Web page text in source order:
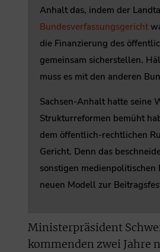
Anhalt das, indem der
Bundesverfassungsgericht
die Finanzierung des
gemeinsam sicherstellen.
muss es mit den anderen
Sachsen-Anhalt hatte seine
Strukturreformen bemüht
dem öffentlich-rechtlichen
Gericht. Denn das
sonstigen medienpolitischen
neuen Modell zur
Ministerpräsident
kommenden zwei Jahre